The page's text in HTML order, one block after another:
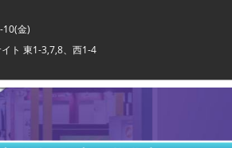
金)
ト 東1-3,7,8、西1-4